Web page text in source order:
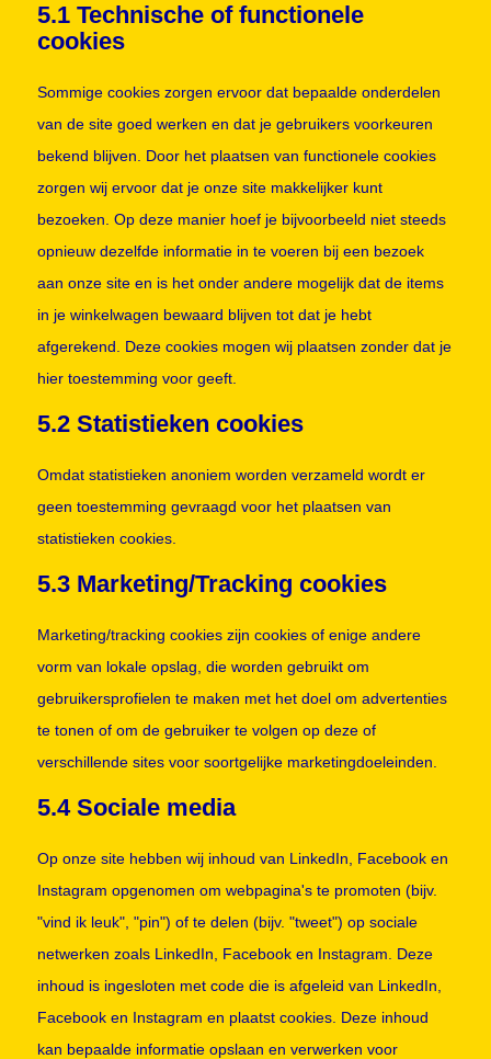
5.1 Technische of functionele
cookies
Sommige cookies zorgen ervoor dat bepaalde onderdelen
van de site goed werken en dat je gebruikers voorkeuren
bekend blijven. Door het plaatsen van functionele cookies
zorgen wij ervoor dat je onze site makkelijker kunt
bezoeken. Op deze manier hoef je bijvoorbeeld niet steeds
opnieuw dezelfde informatie in te voeren bij een bezoek
aan onze site en is het onder andere mogelijk dat de items
in je winkelwagen bewaard blijven tot dat je hebt
afgerekend. Deze cookies mogen wij plaatsen zonder dat je
hier toestemming voor geeft.
5.2 Statistieken cookies
Omdat statistieken anoniem worden verzameld wordt er
geen toestemming gevraagd voor het plaatsen van
statistieken cookies.
5.3 Marketing/Tracking cookies
Marketing/tracking cookies zijn cookies of enige andere
vorm van lokale opslag, die worden gebruikt om
gebruikersprofielen te maken met het doel om advertenties
te tonen of om de gebruiker te volgen op deze of
verschillende sites voor soortgelijke marketingdoeleinden.
5.4 Sociale media
Op onze site hebben wij inhoud van LinkedIn, Facebook en
Instagram opgenomen om webpagina's te promoten (bijv.
"vind ik leuk", "pin") of te delen (bijv. "tweet") op sociale
netwerken zoals LinkedIn, Facebook en Instagram. Deze
inhoud is ingesloten met code die is afgeleid van LinkedIn,
Facebook en Instagram en plaatst cookies. Deze inhoud
kan bepaalde informatie opslaan en verwerken voor